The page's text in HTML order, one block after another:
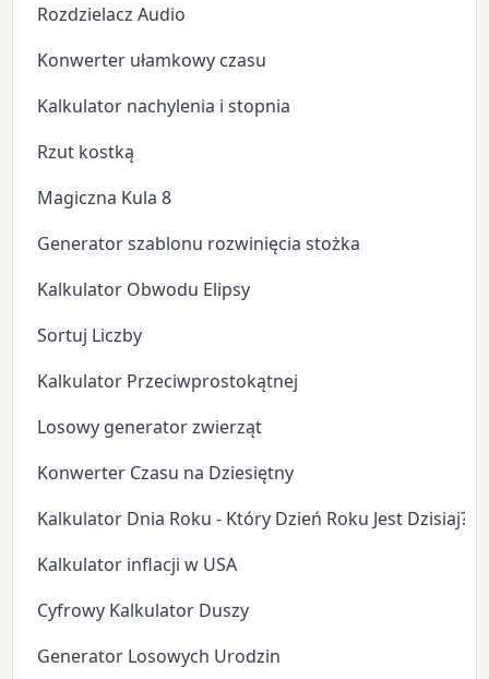
Rozdzielacz Audio
Konwerter ułamkowy czasu
Kalkulator nachylenia i stopnia
Rzut kostką
Magiczna Kula 8
Generator szablonu rozwinięcia stożka
Kalkulator Obwodu Elipsy
Sortuj Liczby
Kalkulator Przeciwprostokątnej
Losowy generator zwierząt
Konwerter Czasu na Dziesiętny
Kalkulator Dnia Roku - Który Dzień Roku Jest Dzisiaj?
Kalkulator inflacji w USA
Cyfrowy Kalkulator Duszy
Generator Losowych Urodzin